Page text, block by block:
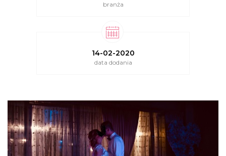
branża
14-02-2020
data dodania